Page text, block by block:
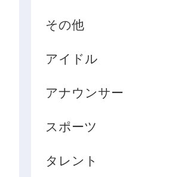
その他
アイドル
アナウンサー
スポーツ
タレント